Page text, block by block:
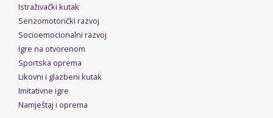
Istraživački kutak
Senzomotorički razvoj
Socioemocionalni razvoj
Igre na otvorenom
Sportska oprema
Likovni i glazbeni kutak
Imitativne igre
Namještaj i oprema